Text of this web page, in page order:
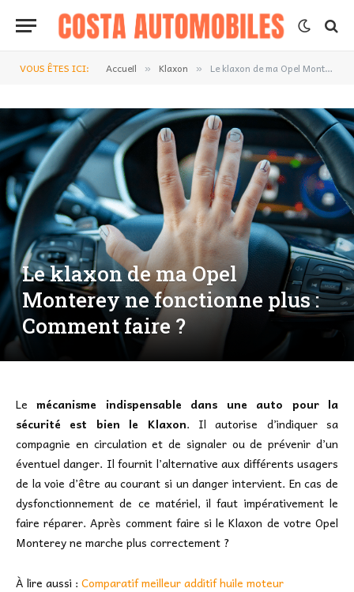
VOUS ÊTES ICI: Accueil » Klaxon » Le klaxon de ma Opel Monterey ne fonctionne plus : Comment faire ?
Le klaxon de ma Opel
Monterey ne fonctionne plus :
Comment faire ?
Le mécanisme indispensable dans une auto pour la
sécurité est bien le Klaxon. Il autorise d’indiquer sa
compagnie en circulation et de signaler ou de prévenir d’un
éventuel danger. Il fournit l’alternative aux différents usagers
de la voie d’être au courant si un danger intervient. En cas de
dysfonctionnement de ce matériel, il faut impérativement le
faire réparer. Après comment faire si le Klaxon de votre Opel
Monterey ne marche plus correctement ?
À lire aussi : Comparatif meilleur additif huile moteur